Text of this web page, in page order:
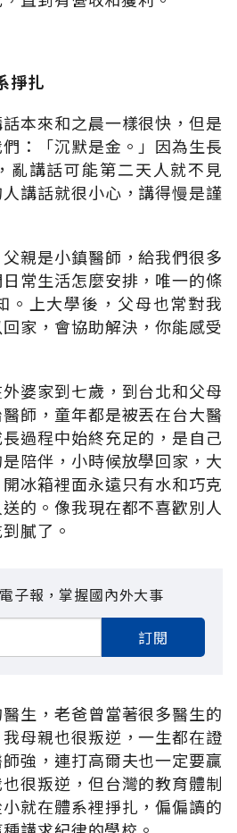
掙扎
本來和之晨一樣很快，但是
：「沉默是金。」因為生長
亂講話可能第二天人就不見
講話就很小心，講得慢是謹
親是小鎮醫師，給我們很多
常生活怎麼安排，唯一的條
。上大學後，父母也常對我
家，會協助解決，你能感受
婆家到七歲，到台北和父母
師，童年都是被丟在台大醫
過程中始終充足的，是自己
陪伴，小時候放學回家，大
冰箱裡面永遠只有水和巧克
的。像我現在都不喜歡別人
膩了。
子報，掌握國內外大事
訂閱
生，老爸曾當著很多醫生的
母親也很叛逆，一生都在證
強，連打高爾夫也一定要贏
很叛逆，但台灣的教育體制
就在體系裡掙扎，偏偏讀的